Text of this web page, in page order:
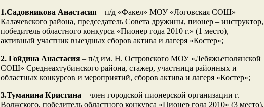
1.Садовникова Анастасия – п/д «Факел» МОУ «Логовская СОШ»
Калачевского района, председатель Совета дружины, пионер – инструктор,
победитель областного конкурса «Пионер года 2010 г.» (1 место),
активный участник выездных сборов актива и лагеря «Костер»;
2. Гойдина Анастасия – п/д им. Н. Островского МОУ «Лебяжьеполянской
СОШ» Среднеахтубинского района, стажер, участница районных и
областных конкурсов и мероприятий, сборов актива и лагеря «Костер»;
3.Туманина Кристина – член городской пионерской организации г.
Волжского, победитель областного конкурса «Пионер года 2010» (3 место),